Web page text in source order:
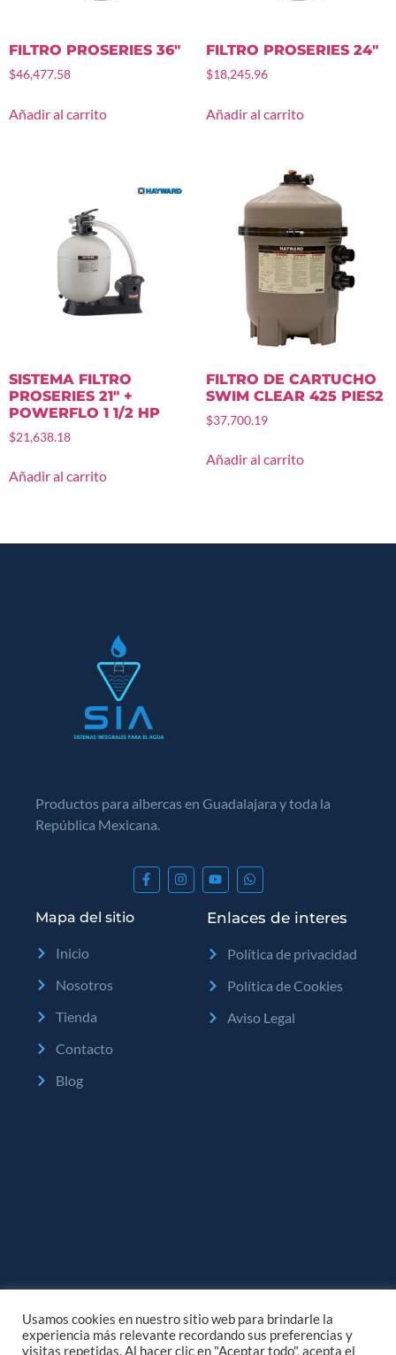
FILTRO PROSERIES 36″
$46,477.58
Añadir al carrito
FILTRO PROSERIES 24″
$18,245.96
Añadir al carrito
SISTEMA FILTRO
PROSERIES 21″ +
POWERFLO 1 1/2 HP
$21,638.18
Añadir al carrito
FILTRO DE CARTUCHO
SWIM CLEAR 425 PIES2
$37,700.19
Añadir al carrito
Productos para albercas en Guadalajara y toda la
República Mexicana.
Mapa del sitio
Inicio
Nosotros
Tienda
Contacto
Blog
Enlaces de interes
Política de privacidad
Política de Cookies
Aviso Legal
Usamos cookies en nuestro sitio web para brindarle la
experiencia más relevante recordando sus preferencias y
visitas repetidas. Al hacer clic en "Aceptar todo", acepta el